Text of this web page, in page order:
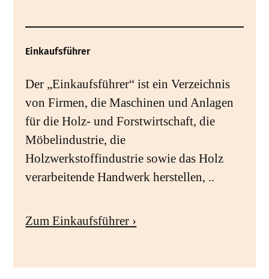
Einkaufsführer
Der „Einkaufsführer“ ist ein Verzeichnis
von Firmen, die Maschinen und Anlagen
für die Holz- und Forstwirtschaft, die
Möbelindustrie, die
Holzwerkstoffindustrie sowie das Holz
verarbeitende Handwerk herstellen, ..
Zum Einkaufsführer ›